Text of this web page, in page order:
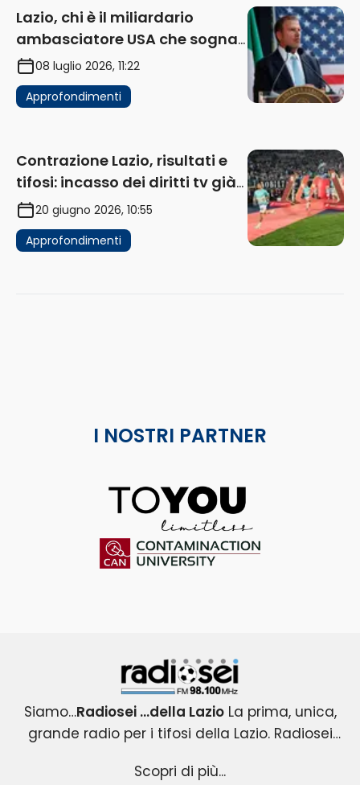
Lazio, chi è il miliardario
ambasciatore USA che sogna
di acquistare un club in Italia
08 luglio 2026, 11:22
Approfondimenti
Contrazione Lazio, risultati e
tifosi: incasso dei diritti tv già
in flessione
20 giugno 2026, 10:55
Approfondimenti
I NOSTRI PARTNER
ToYou
Radiosei 98.100 FM
Siamo…Radiosei …della LazioLa prima, unica,
grande radio per i tifosi della Lazio. Radiosei
diventa immediatamente la loro VOCE.
originale, che copre tutti gli eventi agonistici del
Scopri di più...